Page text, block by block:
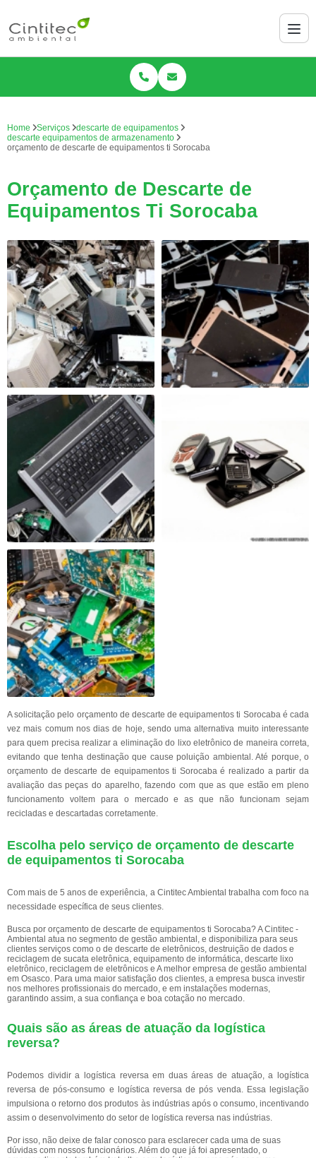
Home Serviços
descarte de equipamentos
descarte equipamentos de armazenamento
orçamento de descarte de equipamentos ti Sorocaba
Orçamento de Descarte de
Equipamentos Ti Sorocaba
A solicitação pelo orçamento de descarte de equipamentos ti Sorocaba é cada
vez mais comum nos dias de hoje, sendo uma alternativa muito interessante
para quem precisa realizar a eliminação do lixo eletrônico de maneira correta,
evitando que tenha destinação que cause poluição ambiental. Até porque, o
orçamento de descarte de equipamentos ti Sorocaba é realizado a partir da
avaliação das peças do aparelho, fazendo com que as que estão em pleno
funcionamento voltem para o mercado e as que não funcionam sejam
recicladas e descartadas corretamente.
Escolha pelo serviço de orçamento de descarte
de equipamentos ti Sorocaba
Com mais de 5 anos de experiência, a Cintitec Ambiental trabalha com foco na
necessidade específica de seus clientes.
Busca por orçamento de descarte de equipamentos ti Sorocaba? A Cintitec -
Ambiental atua no segmento de gestão ambiental, e disponibiliza para seus
clientes serviços como o de descarte de eletrônicos, destruição de dados e
reciclagem de sucata eletrônica, equipamento de informática, descarte lixo
eletrônico, reciclagem de eletrônicos e A melhor empresa de gestão ambiental
em Osasco. Para uma maior satisfação dos clientes, a empresa busca investir
nos melhores profissionais do mercado, e em instalações modernas,
garantindo assim, a sua confiança e boa cotação no mercado.
Quais são as áreas de atuação da logística
reversa?
Podemos dividir a logística reversa em duas áreas de atuação, a logística
reversa de pós-consumo e logística reversa de pós venda. Essa legislação
impulsiona o retorno dos produtos às indústrias após o consumo, incentivando
assim o desenvolvimento do setor de logística reversa nas indústrias.
Por isso, não deixe de falar conosco para esclarecer cada uma de suas
dúvidas com nossos funcionários. Além do que já foi apresentado, o